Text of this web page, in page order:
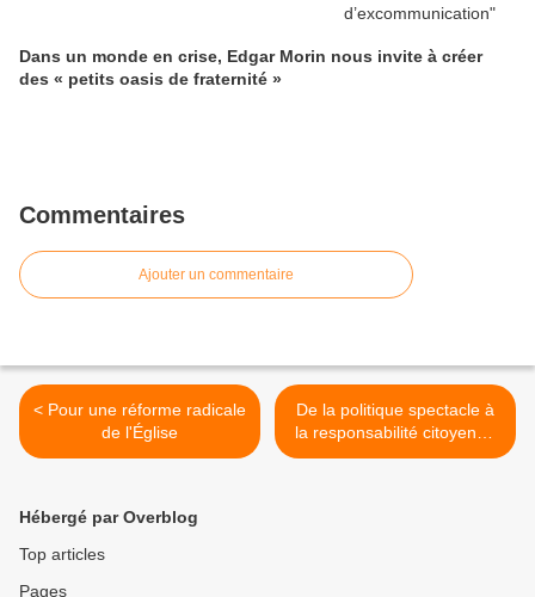
Dans un monde en crise, Edgar Morin nous invite à créer
des « petits oasis de fraternité »
Commentaires
Ajouter un commentaire
< Pour une réforme radicale
de l'Église
De la politique spectacle à
la responsabilité citoyenne
>
Hébergé par Overblog
Top articles
Pages